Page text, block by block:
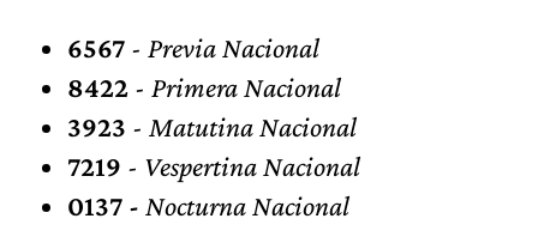
6567 - Previa Nacional
8422 - Primera Nacional
3923 - Matutina Nacional
7219 - Vespertina Nacional
0137 - Nocturna Nacional